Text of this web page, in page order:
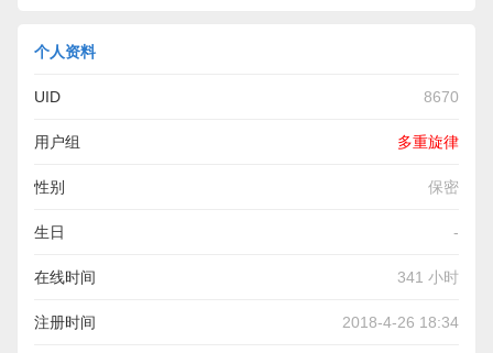
个人资料
UID 8670
用户组 多重旋律
性别 保密
生日 -
在线时间 341 小时
注册时间 2018-4-26 18:34